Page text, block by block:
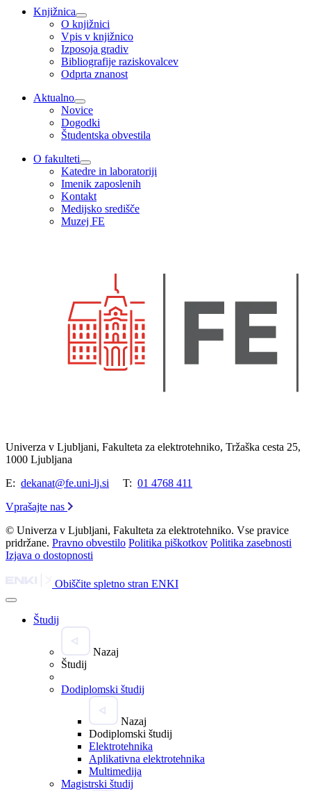
Knjižnica
O knjižnici
Vpis v knjižnico
Izposoja gradiv
Bibliografije raziskovalcev
Odprta znanost
Aktualno
Novice
Dogodki
Študentska obvestila
O fakulteti
Katedre in laboratoriji
Imenik zaposlenih
Kontakt
Medijsko središče
Muzej FE
Univerza v Ljubljani, Fakulteta za elektrotehniko, Tržaška cesta 25,
1000 Ljubljana
E: dekanat@fe.uni-lj.si T: 01 4768 411
Vprašajte nas
© Univerza v Ljubljani, Fakulteta za elektrotehniko. Vse pravice
pridržane. Pravno obvestilo Politika piškotkov Politika zasebnosti
Izjava o dostopnosti
Obiščite spletno stran ENKI
Študij
Nazaj
Študij
Dodiplomski študij
Nazaj
Dodiplomski študij
Elektrotehnika
Aplikativna elektrotehnika
Multimedija
Magistrski študij